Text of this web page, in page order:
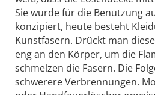
Sie wurde für die Benutzung
konzipiert, heute besteht
Kunstfasern. Drückt man
eng an den Körper, um die
schmelzen die Fasern. Die
schwerere Verbrennungen.